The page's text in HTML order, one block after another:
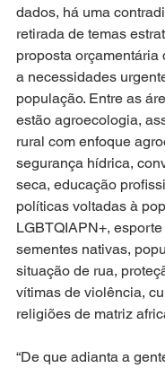
dados, há uma
retirada de temas
proposta orçamentária
a necessidades
população. Entre as
estão agroecologia,
rural com enfoque
segurança hídrica,
seca, educação
políticas voltadas à
LGBTQIAPN+, esporte
sementes nativas,
situação de rua,
vítimas de violência,
religiões de matriz
“De que adianta a